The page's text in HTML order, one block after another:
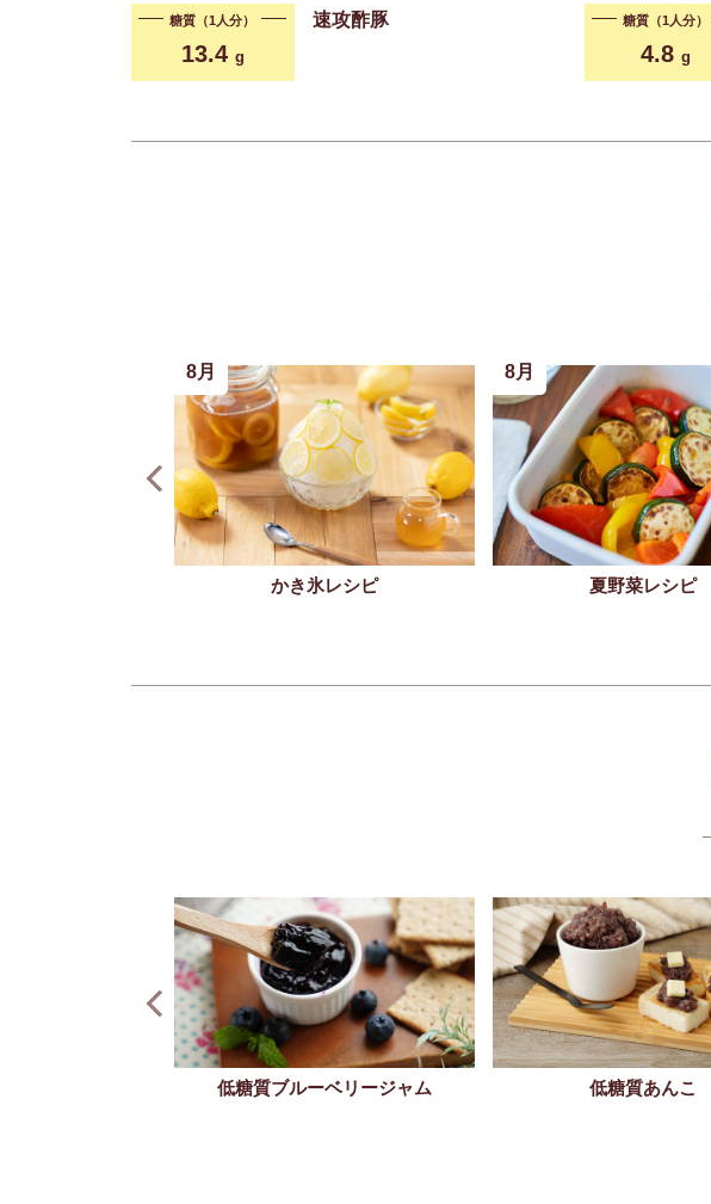
糖質（1人分）
13.4 g
速攻酢豚 糖質（1人分）
4.8g
8月
かき氷レシピ
8月
夏野菜レシピ
低糖質ブルーベリージャム 低糖質あんこ